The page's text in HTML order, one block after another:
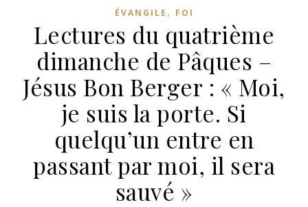
ÉVANGILE , FOI
Lectures du quatrième
dimanche de Pâques –
Jésus Bon Berger : « Moi,
je suis la porte. Si
quelqu’un entre en
passant par moi, il sera
sauvé »